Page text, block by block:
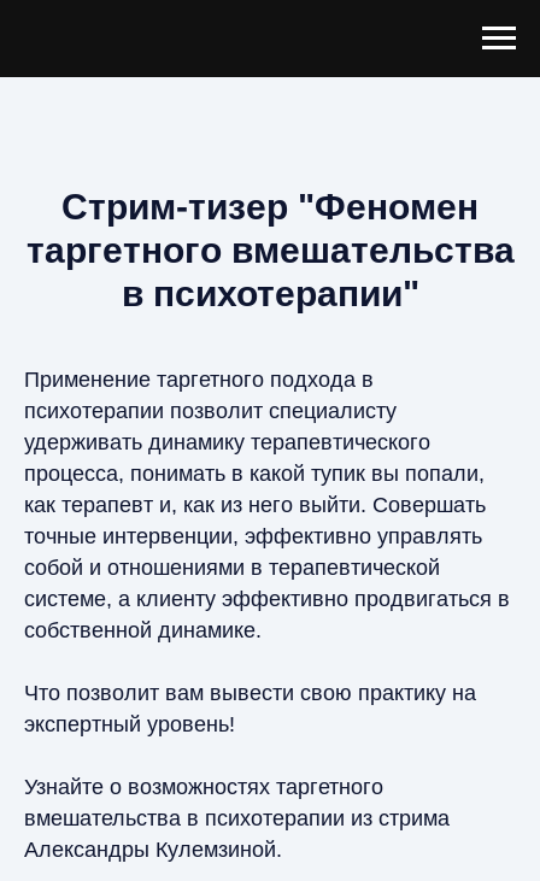
Стрим-тизер "Феномен
таргетного вмешательства
в психотерапии"
Применение таргетного подхода в
психотерапии позволит специалисту
удерживать динамику терапевтического
процесса, понимать в какой тупик вы попали,
как терапевт и, как из него выйти. Совершать
точные интервенции, эффективно управлять
собой и отношениями в терапевтической
системе, а клиенту эффективно продвигаться в
собственной динамике.
Что позволит вам вывести свою практику на
экспертный уровень!
Узнайте о возможностях таргетного
вмешательства в психотерапии из стрима
Александры Кулемзиной.